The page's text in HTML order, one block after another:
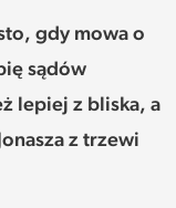
gdy mowa o
sądów
lepiej z bliska, a
z trzewi